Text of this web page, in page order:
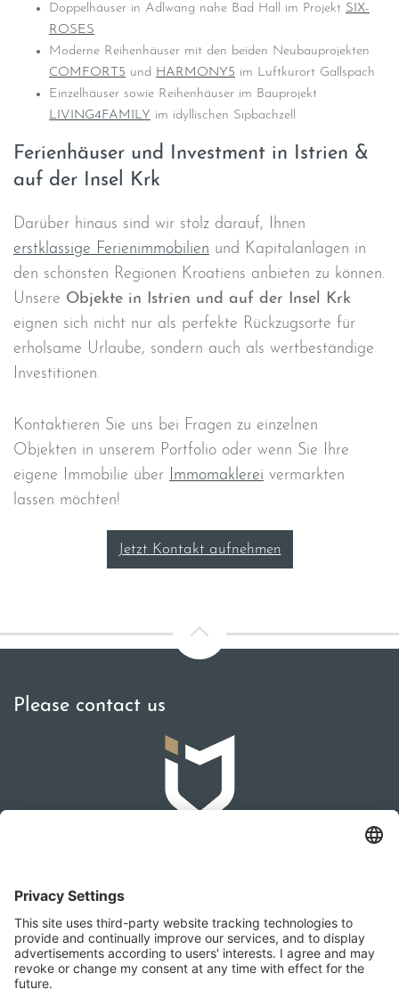
Doppelhäuser in Adlwang nahe Bad Hall im Projekt SIX-
ROSES
Moderne Reihenhäuser mit den beiden Neubauprojekten
COMFORT5 und HARMONY5 im Luftkurort Gallspach
Einzelhäuser sowie Reihenhäuser im Bauprojekt
LIVING4FAMILY im idyllischen Sipbachzell
Ferienhäuser und Investment in Istrien &
auf der Insel Krk
Darüber hinaus sind wir stolz darauf, Ihnen
erstklassige Ferienimmobilien und Kapitalanlagen in
den schönsten Regionen Kroatiens anbieten zu können.
Unsere Objekte in Istrien und auf der Insel Krk
eignen sich nicht nur als perfekte Rückzugsorte für
erholsame Urlaube, sondern auch als wertbeständige
Investitionen.
Kontaktieren Sie uns bei Fragen zu einzelnen
Objekten in unserem Portfolio oder wenn Sie Ihre
eigene Immobilie über Immomaklerei vermarkten
lassen möchten!
Jetzt Kontakt aufnehmen
Please contact us
IMMOMAKLEREI
Franz-Josef-Straße 2, 4540 Bad Hall
+436642279874
office@immomaklerei.at